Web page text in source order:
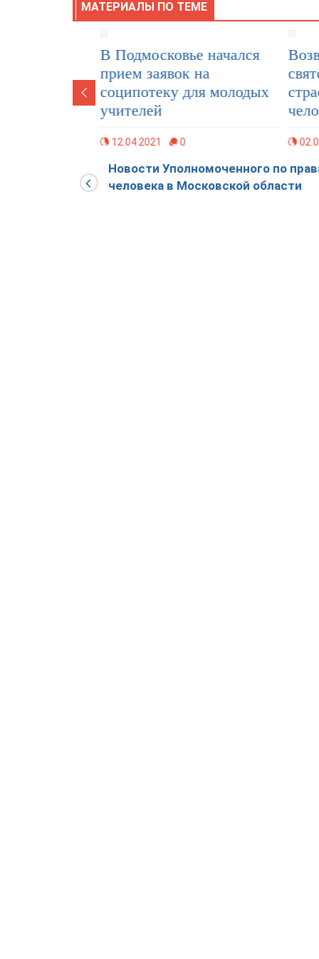
МАТЕРИАЛЫ ПО ТЕМЕ
В Подмосковье начался
прием заявок на
соципотеку для молодых
учителей
12.04.2021 0
человек
Новости Уполномоченного по
человека в Московской области